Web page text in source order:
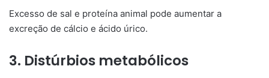
Excesso de sal e proteína animal pode aumentar a
excreção de cálcio e ácido úrico.
3. Distúrbios metabólicos